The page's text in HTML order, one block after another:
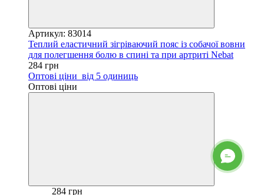
Артикул: 83014
Теплий еластичний зігріваючий пояс із собачої вовни
для полегшення болю в спині та при артриті Nebat
284 грн
Оптові ціни від 5 одиниць
Оптові ціни
284 грн